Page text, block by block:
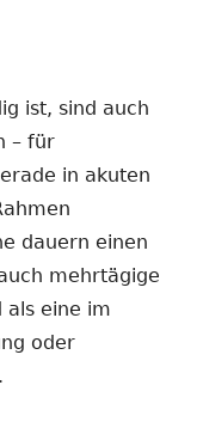
ist, sind auch
– für
in akuten
dauern einen
mehrtägige
als eine im
oder